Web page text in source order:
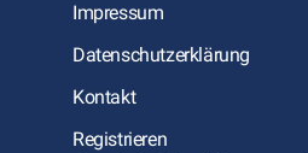
Impressum
Datenschutzerklärung
Kontakt
Registrieren